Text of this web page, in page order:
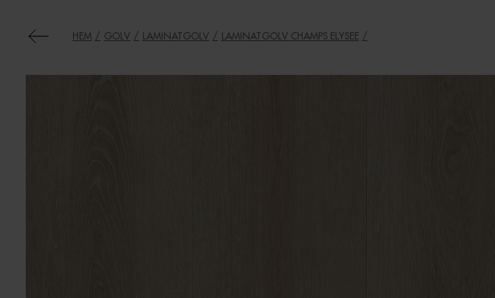
HEM GOLV LAMINATGOLV LAMINATGOLV CHAMPS ELYSEE